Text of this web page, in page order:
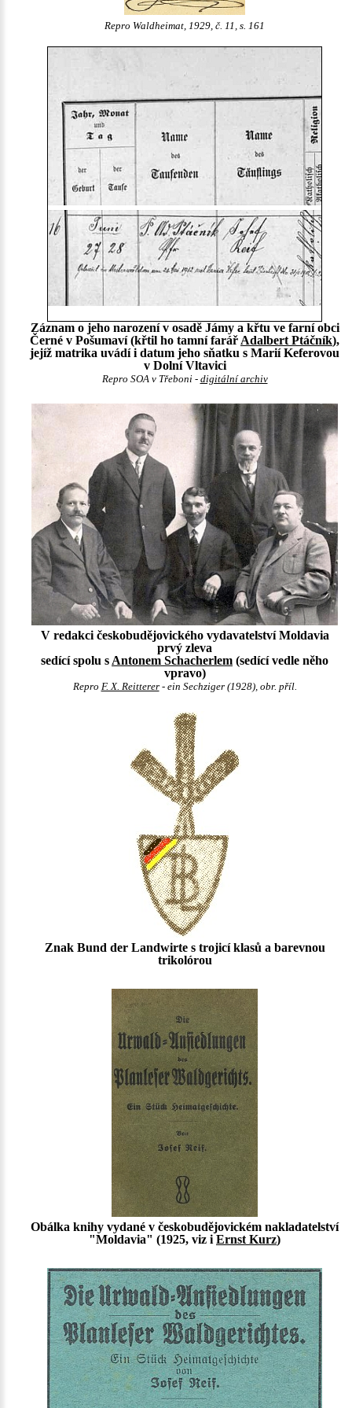
Repro Waldheimat, 1929, č. 11, s. 161
Záznam o jeho narození v osadě Jámy a křtu ve farní obci
Černé v Pošumaví (křtil ho tamní farář Adalbert Ptáčník),
jejíž matrika uvádí i datum jeho sňatku s Marií Keferovou
v Dolní Vltavici
Repro SOA v Třeboni - digitální archiv
V redakci českobudějovického vydavatelství Moldavia
prvý zleva
sedící spolu s Antonem Schacherlem (sedící vedle něho
vpravo)
Repro F. X. Reitterer- ein Sechziger (1928), obr. příl.
Znak Bund der Landwirte s trojicí klasů a barevnou
trikolórou
Obálka knihy vydané v českobudějovickém nakladatelství
"Moldavia" (1925, viz i Ernst Kurz)